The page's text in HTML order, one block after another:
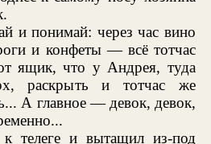
и понимай: через час вино
и конфеты — всё тотчас
ящик, что у Андрея, туда
раскрыть и тотчас же
А главное — девок, девок,
телеге и вытащил из-под